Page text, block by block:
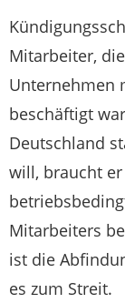
Mitarbeiter,
Unternehmen
beschäftigt
Deutschland
will, braucht
Mitarbeiters
ist die
es zum Streit.